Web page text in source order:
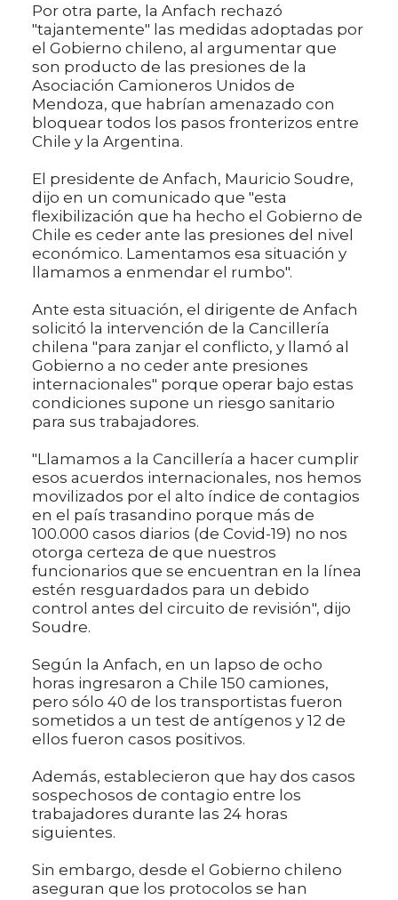
Por otra parte, la Anfach rechazó
"tajantemente" las medidas adoptadas por
el Gobierno chileno, al argumentar que
son producto de las presiones de la
Asociación Camioneros Unidos de
Mendoza, que habrían amenazado con
bloquear todos los pasos fronterizos entre
Chile y la Argentina.
El presidente de Anfach, Mauricio Soudre,
dijo en un comunicado que "esta
flexibilización que ha hecho el Gobierno de
Chile es ceder ante las presiones del nivel
económico. Lamentamos esa situación y
llamamos a enmendar el rumbo".
Ante esta situación, el dirigente de Anfach
solicitó la intervención de la Cancillería
chilena "para zanjar el conflicto, y llamó al
Gobierno a no ceder ante presiones
internacionales" porque operar bajo estas
condiciones supone un riesgo sanitario
para sus trabajadores.
"Llamamos a la Cancillería a hacer cumplir
esos acuerdos internacionales, nos hemos
movilizados por el alto índice de contagios
en el país trasandino porque más de
100.000 casos diarios (de Covid-19) no nos
otorga certeza de que nuestros
funcionarios que se encuentran en la línea
estén resguardados para un debido
control antes del circuito de revisión", dijo
Soudre.
Según la Anfach, en un lapso de ocho
horas ingresaron a Chile 150 camiones,
pero sólo 40 de los transportistas fueron
sometidos a un test de antígenos y 12 de
ellos fueron casos positivos.
Además, establecieron que hay dos casos
sospechosos de contagio entre los
trabajadores durante las 24 horas
siguientes.
Sin embargo, desde el Gobierno chileno
aseguran que los protocolos se han